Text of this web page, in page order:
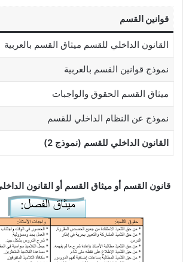
قوانين القسم
القانون الداخلي للقسم ميثاق القسم بالعربية
نموذج قوانين القسم بالعربية
ميثاق القسم الحقوق والواجبات
نموذج عن النظام الداخلي للقسم
القانون الداخلي للقسم (نموذج 2)
قانون القسم أو ميثاق القسم أو القانون